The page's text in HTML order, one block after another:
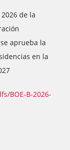
de la
aprueba la
en la
BOE-B-2026-